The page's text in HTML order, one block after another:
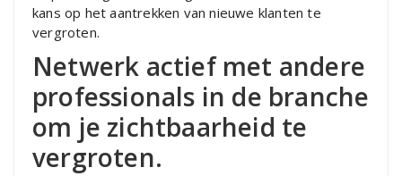
kans op het aantrekken van nieuwe klanten te
vergroten.
Netwerk actief met andere
professionals in de branche
om je zichtbaarheid te
vergroten.